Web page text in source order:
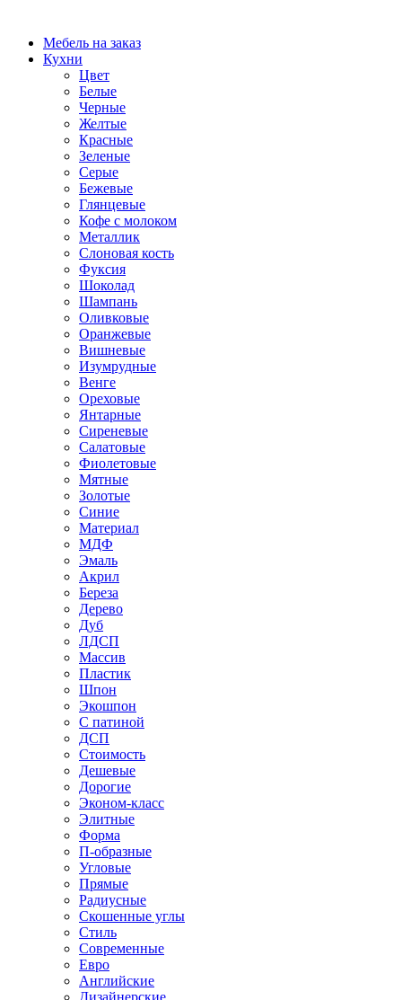
Мебель на заказ
Кухни
Цвет
Белые
Черные
Желтые
Красные
Зеленые
Серые
Бежевые
Глянцевые
Кофе с молоком
Металлик
Слоновая кость
Фуксия
Шоколад
Шампань
Оливковые
Оранжевые
Вишневые
Изумрудные
Венге
Ореховые
Янтарные
Сиреневые
Салатовые
Фиолетовые
Мятные
Золотые
Синие
Материал
МДФ
Эмаль
Акрил
Береза
Дерево
Дуб
ЛДСП
Массив
Пластик
Шпон
Экошпон
С патиной
ДСП
Стоимость
Дешевые
Дорогие
Эконом-класс
Элитные
Форма
П-образные
Угловые
Прямые
Радиусные
Скошенные углы
Стиль
Современные
Евро
Английские
Дизайнерские